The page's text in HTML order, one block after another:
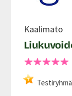
Kaalimato